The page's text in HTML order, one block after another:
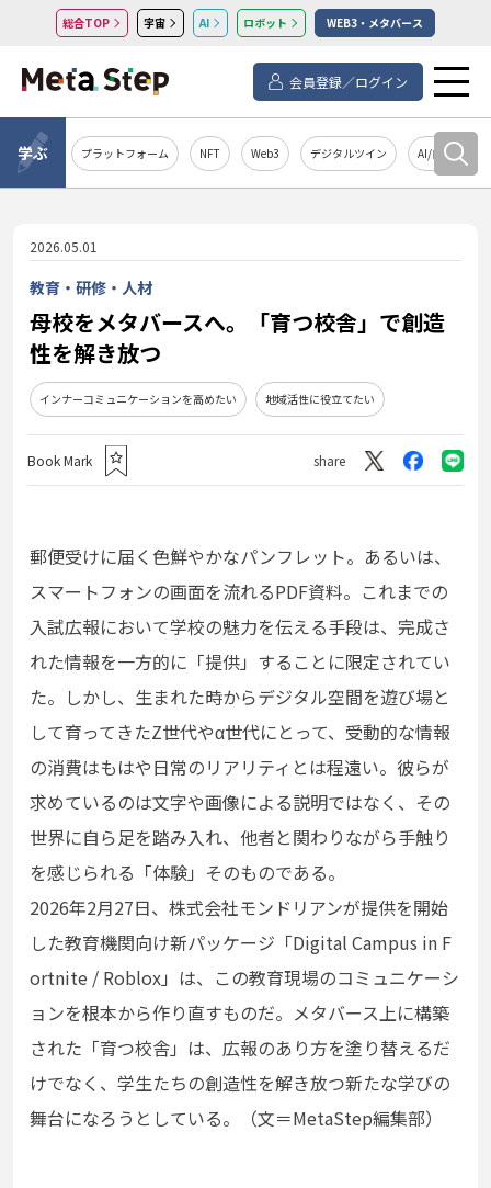
総合TOP 宇宙 AI ロボット WEB3・メタバース
会員登録／ログイン
学ぶ プラットフォーム NFT Web3 デジタルツイン AI/自然言語処
2026.05.01
教育・研修・人材
母校をメタバースへ。「育つ校舎」で創造
性を解き放つ
インナーコミュニケーションを高めたい 地域活性に役立てたい
Book Mark share
郵便受けに届く色鮮やかなパンフレット。あるいは、
スマートフォンの画面を流れるPDF資料。これまでの
入試広報において学校の魅力を伝える手段は、完成さ
れた情報を一方的に「提供」することに限定されてい
た。しかし、生まれた時からデジタル空間を遊び場と
して育ってきたZ世代やα世代にとって、受動的な情報
の消費はもはや日常のリアリティとは程遠い。彼らが
求めているのは文字や画像による説明ではなく、その
世界に自ら足を踏み入れ、他者と関わりながら手触り
を感じられる「体験」そのものである。
2026年2月27日、株式会社モンドリアンが提供を開始
した教育機関向け新パッケージ「Digital Campus in F
ortnite / Roblox」は、この教育現場のコミュニケーシ
ョンを根本から作り直すものだ。メタバース上に構築
された「育つ校舎」は、広報のあり方を塗り替えるだ
けでなく、学生たちの創造性を解き放つ新たな学びの
舞台になろうとしている。（文＝MetaStep編集部）